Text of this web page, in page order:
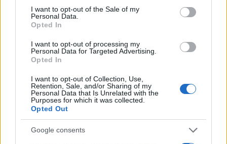
consent section.
I want to opt-out of the Sale of my
Personal Data.
Opted In
I want to opt-out of processing my
Personal Data for Targeted Advertising.
Opted In
I want to opt-out of Collection, Use,
Retention, Sale, and/or Sharing of my
Personal Data that Is Unrelated with the
Purposes for which it was collected.
Opted Out
Google consents
AUTOR
Redacción Petstory.es